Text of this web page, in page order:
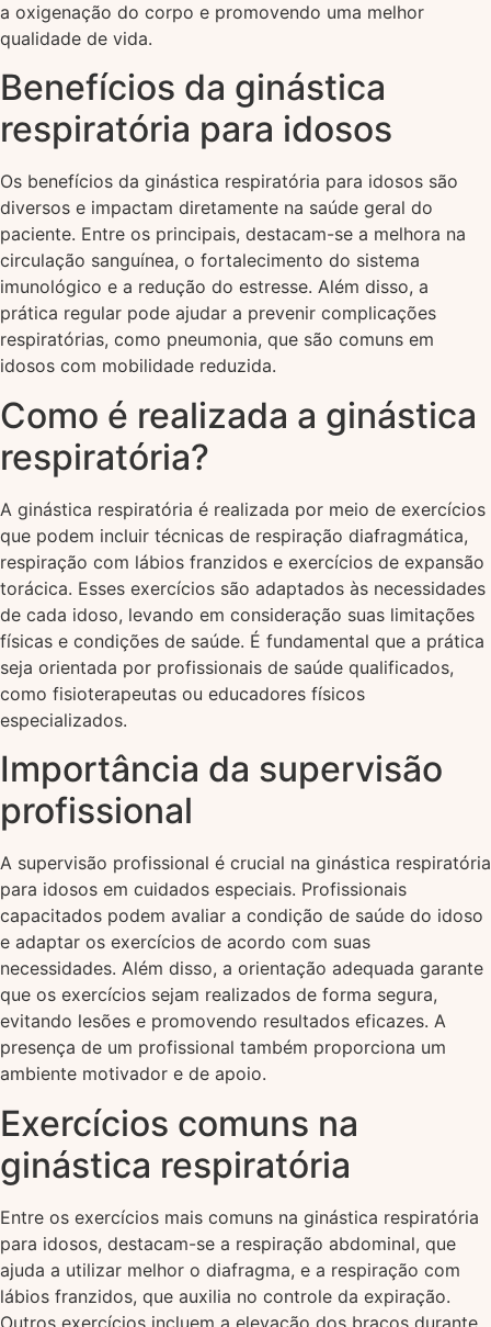
a oxigenação do corpo e promovendo uma melhor
qualidade de vida.
Benefícios da ginástica
respiratória para idosos
Os benefícios da ginástica respiratória para idosos são
diversos e impactam diretamente na saúde geral do
paciente. Entre os principais, destacam-se a melhora na
circulação sanguínea, o fortalecimento do sistema
imunológico e a redução do estresse. Além disso, a
prática regular pode ajudar a prevenir complicações
respiratórias, como pneumonia, que são comuns em
idosos com mobilidade reduzida.
Como é realizada a ginástica
respiratória?
A ginástica respiratória é realizada por meio de exercícios
que podem incluir técnicas de respiração diafragmática,
respiração com lábios franzidos e exercícios de expansão
torácica. Esses exercícios são adaptados às necessidades
de cada idoso, levando em consideração suas limitações
físicas e condições de saúde. É fundamental que a prática
seja orientada por profissionais de saúde qualificados,
como fisioterapeutas ou educadores físicos
especializados.
Importância da supervisão
profissional
A supervisão profissional é crucial na ginástica respiratória
para idosos em cuidados especiais. Profissionais
capacitados podem avaliar a condição de saúde do idoso
e adaptar os exercícios de acordo com suas
necessidades. Além disso, a orientação adequada garante
que os exercícios sejam realizados de forma segura,
evitando lesões e promovendo resultados eficazes. A
presença de um profissional também proporciona um
ambiente motivador e de apoio.
Exercícios comuns na
ginástica respiratória
Entre os exercícios mais comuns na ginástica respiratória
para idosos, destacam-se a respiração abdominal, que
ajuda a utilizar melhor o diafragma, e a respiração com
lábios franzidos, que auxilia no controle da expiração.
Outros exercícios incluem a elevação dos braços durante